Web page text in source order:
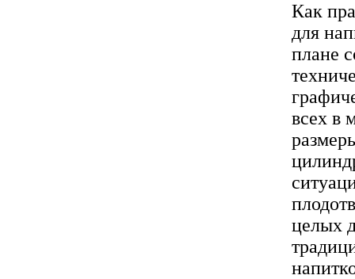
Как
для
плане
всех в
целых